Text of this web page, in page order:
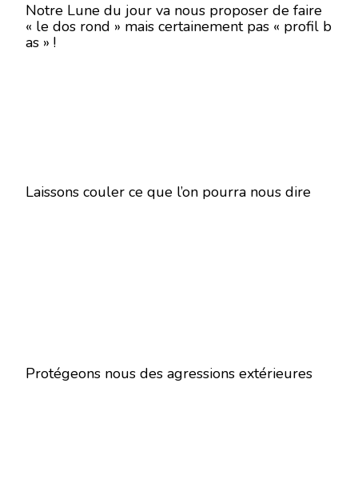
Notre Lune du jour va nous proposer de faire
« le dos rond » mais certainement pas « profil b
as » !
Laissons couler ce que l’on pourra nous dire
Protégeons nous des agressions extérieures